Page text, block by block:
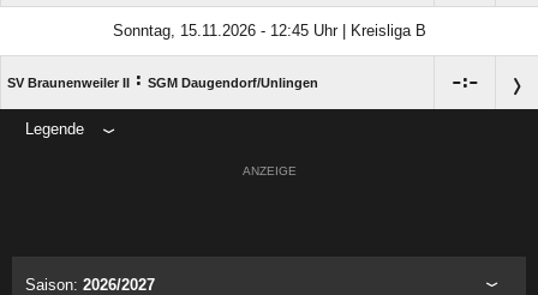
Sonntag, 15.11.2026 - 12:45 Uhr | Kreisliga B
SV Braunenweiler II : SGM Daugendorf/​Unlingen :
Legende
ANZEIGE
Saison: 2026/2027